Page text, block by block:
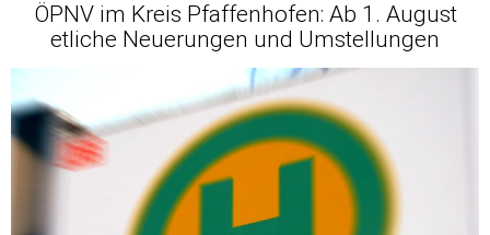
ÖPNV im Kreis Pfaffenhofen: Ab 1. August
etliche Neuerungen und Umstellungen